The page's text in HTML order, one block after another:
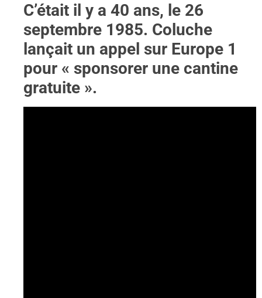
C’était il y a 40 ans, le 26
septembre 1985. Coluche
lançait un appel sur Europe 1
pour « sponsorer une cantine
gratuite ».